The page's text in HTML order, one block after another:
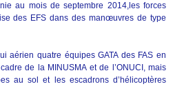
au mois de septembre 2014,les forces
des EFS dans des manœuvres de type
aérien quatre équipes GATA des FAS en
de la MINUSMA et de l’ONUCI, mais
au sol et les escadrons d’hélicoptères